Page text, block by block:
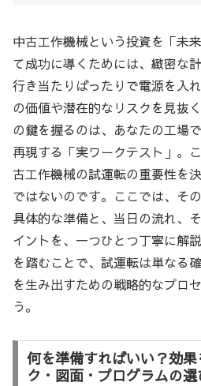
中古工作機械という投資を「未
て成功に導くためには、緻密な
行き当たりばったりで電源を入
の価値や潜在的なリスクを見抜
の鍵を握るのは、あなたの工場
再現する「実ワークテスト」。
古工作機械の試運転の重要性を
ではないのです。ここでは、そ
具体的な準備と、当日の流れ、
イントを、一つひとつ丁寧に解
を踏むことで、試運転は単なる
を生み出すための戦略的なプロ
う。
何を準備すればいい？効
ク・図面・プログラムの